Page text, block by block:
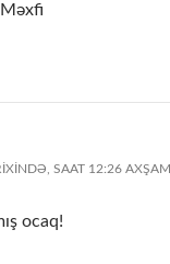
SAAT 12:26 AXŞAM
ocaq!